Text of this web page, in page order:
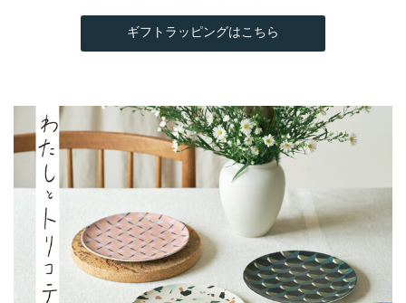
ギフトラッピングはこちら